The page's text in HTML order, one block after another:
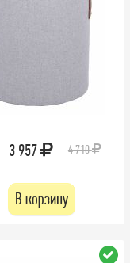
3 957 4 710
В корзину